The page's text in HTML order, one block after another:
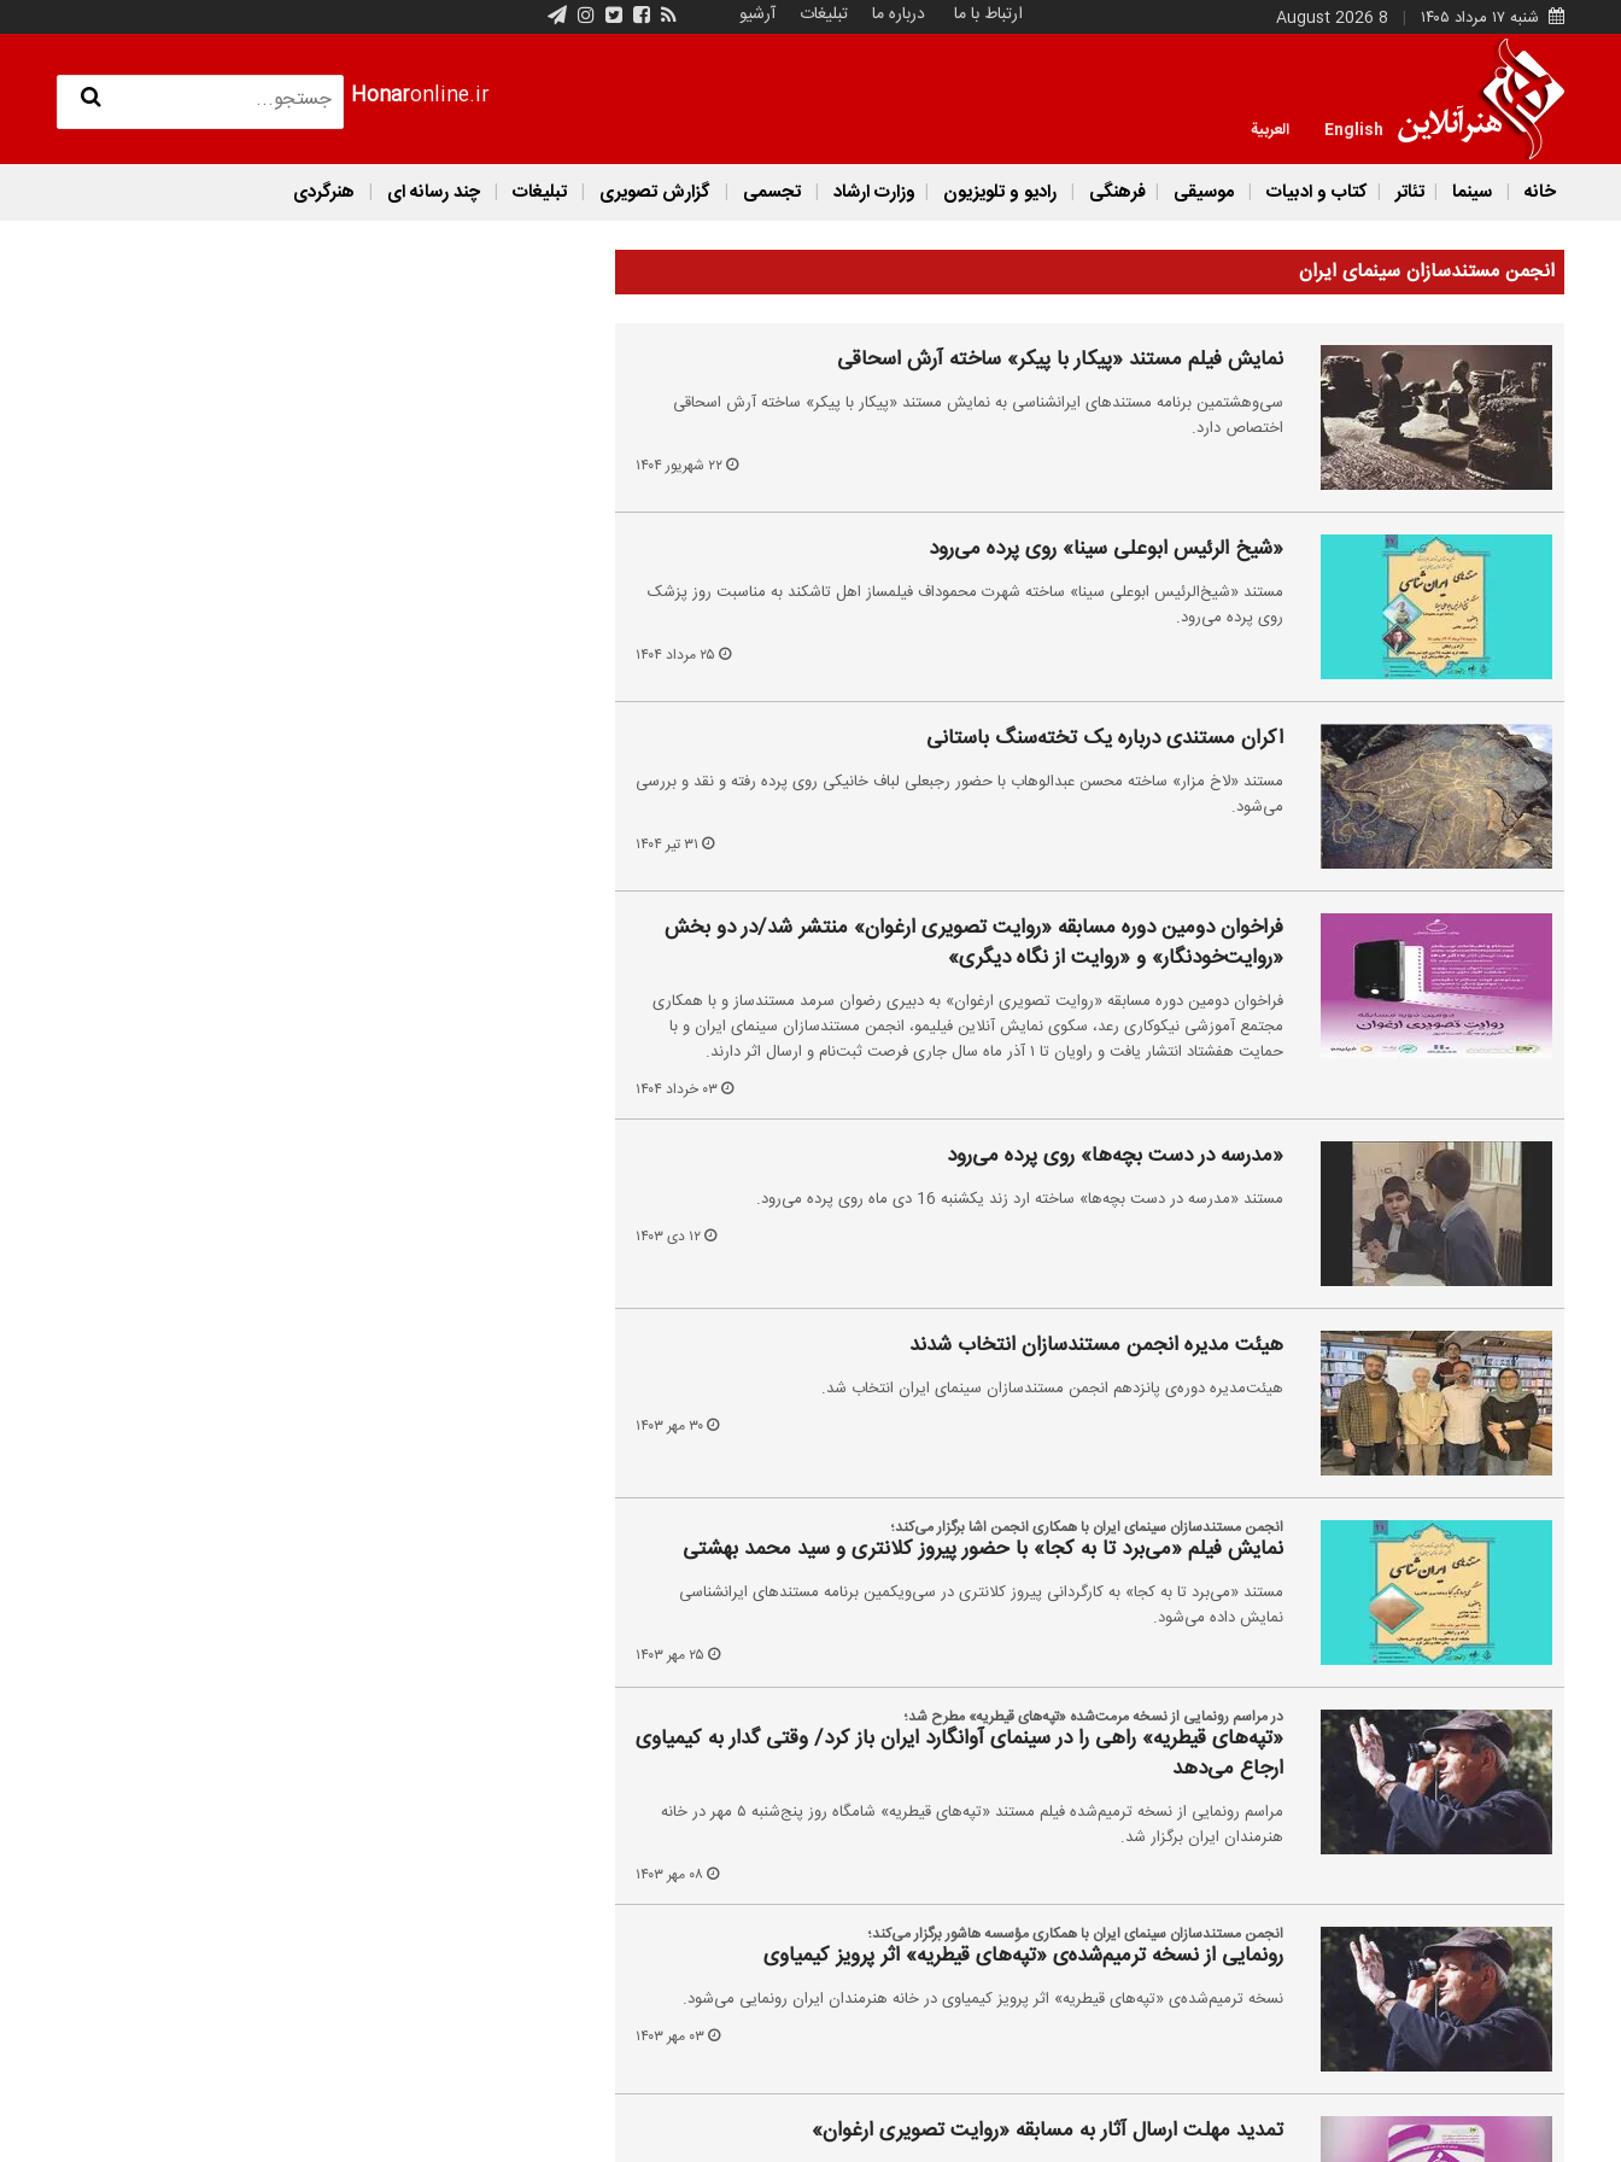
شنبه ۱۷ مرداد ۱۴۰۵ 8 August 2026 ارتباط با ما درباره ما تبلیغات آرشیو
Honaronline.ir
English العربية
خانه سینما تئاتر کتاب و ادبیات موسیقی فرهنگی رادیو و تلویزیون وزارت ارشاد تجسمی گزارش تصویری تبلیغات چند رسانه ای هنرگردی
انجمن مستندسازان سینمای ایران
نمایش فیلم مستند «پیکار با پیکر» ساخته آرش اسحاقی
سی‌وهشتمین برنامه‌ مستندهای ایرانشناسی به نمایش مستند «پیکار با پیکر» ساخته آرش اسحاقی
اختصاص دارد.
۲۲ شهریور ۱۴۰۴
«شیخ الرئیس ابوعلی سینا» روی پرده می‌رود
مستند «شیخ‌الرئیس ابوعلی سینا» ساخته شهرت محموداف فیلمساز اهل تاشکند به مناسبت روز پزشک
روی پرده می‌رود.
اکران مستندی درباره یک تخته‌سنگ باستانی
مستند «لاخ مزار» ساخته محسن عبدالوهاب با حضور رجبعلی لباف خانیکی روی پرده رفته و نقد و بررسی
می‌شود.
فراخوان دومین دوره مسابقه «روایت تصویری ارغوان» منتشر شد/در دو بخش
«روایت‌خودنگار» و «روایت‌ از نگاه دیگری»
فراخوان دومین دوره مسابقه «روایت تصویری ارغوان» به دبیری رضوان سرمد مستندساز و با همکاری
مجتمع آموزشی نیکوکاری رعد، سکوی نمایش آنلاین فیلیمو، انجمن مستندسازان سینمای ایران و با
حمایت هفشتاد انتشار یافت و راویان تا ۱ آذر ماه سال جاری فرصت ثبت‌نام و ارسال اثر دارند.
۰۳ خرداد ۱۴۰۴
«مدرسه در دست بچه‌ها» روی پرده می‌رود
مستند «مدرسه در دست بچه‌ها» ساخته ارد زند یکشنبه 16 دی ماه روی پرده می‌رود.
۱۲ دی ۱۴۰۳
هیئت مدیره انجمن مستندسازان انتخاب شدند
هیئت‌مدیره‌ دوره‌ی پانزدهم انجمن مستندسازان سینمای ایران انتخاب شد.
۳۰ مهر ۱۴۰۳
انجمن مستندسازان سینمای ایران با همکاری انجمن اشا برگزار می‌کند؛
نمایش فیلم «می‌برد تا به کجا» با حضور پیروز کلانتری و سید محمد بهشتی
مستند «می‌برد تا به کجا» به کارگردانی پیروز کلانتری در سی‌ویکمین برنامه مستندهای ایرانشناسی
نمایش داده می‌شود.
در مراسم رونمایی از نسخه مرمت‌شده «تپه‌های قیطریه» مطرح شد؛
«تپه‌های قیطریه» راهی را در سینمای آوانگارد ایران باز کرد/ وقتی گدار به کیمیاوی
ارجاع می‌دهد
مراسم رونمایی از نسخه ترمیم‌شده فیلم مستند «تپه‌های قیطریه» شامگاه روز پنج‌شنبه ۵ مهر در خانه
هنرمندان ایران برگزار شد.
انجمن مستندسازان سینمای ایران با همکاری مؤسسه هاشور برگزار می‌کند؛
رونمایی از نسخه ترمیم‌شده‌ی «تپه‌های قیطریه» اثر پرویز کیمیاوی
نسخه ترمیم‌شده‌ی «تپه‌های قیطریه» اثر پرویز کیمیاوی در خانه هنرمندان ایران رونمایی می‌شود.
۰۳ مهر ۱۴۰۳
تمدید مهلت ارسال آثار به مسابقه «روایت تصویری ارغوان»